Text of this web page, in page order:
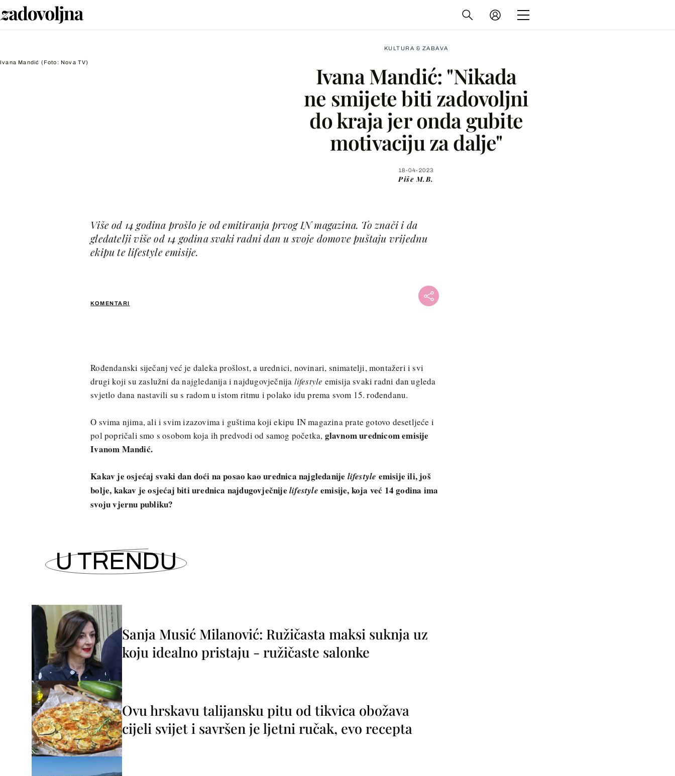
Ivana Mandić (Foto: Nova TV)
KULTURA & ZABAVA
Ivana Mandić: "Nikada
ne smijete biti zadovoljni
do kraja jer onda gubite
motivaciju za dalje"
18-04-2023
Piše M.B.
KOMENTARI
Više od 14 godina prošlo je od emitiranja prvog IN magazina. To znači i da
gledatelji više od 14 godina svaki radni dan u svoje domove puštaju vrijednu
ekipu te lifestyle emisije.
Facebook
Rođendanski siječanj već je daleka prošlost, a urednici, novinari, snimatelji, montažeri i svi
drugi koji su zaslužni da najgledanija i najdugovječnija lifestyle emisija svaki radni dan ugleda
svjetlo dana nastavili su s radom u istom ritmu i polako idu prema svom 15. rođendanu.
O svima njima, ali i svim izazovima i guštima koji ekipu IN magazina prate gotovo desetljeće i
pol popričali smo s osobom koja ih predvodi od samog početka, glavnom urednicom emisije
Ivanom Mandić.
Kakav je osjećaj svaki dan doći na posao kao urednica najgledanije lifestyle emisije ili, još
bolje, kakav je osjećaj biti urednica najdugovječnije lifestyle emisije, koja već 14 godina ima
svoju vjernu publiku?
U TRENDU
Sanja Musić Milanović: Ružičasta maksi suknja uz
koju idealno pristaju - ružičaste salonke
Ovu hrskavu talijansku pitu od tikvica obožava
cijeli svijet i savršen je ljetni ručak, evo recepta